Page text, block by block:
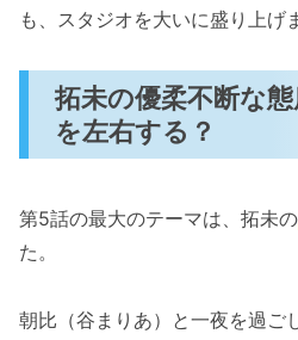
も、スタジオを大いに盛り上げ
拓未の優柔不断な
を左右する？
第5話の最大のテーマは、拓未の
た。
朝比（谷まりあ）と一夜を過ご